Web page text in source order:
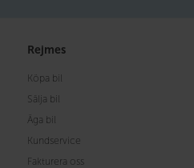
Rejmes
Köpa bil
Sälja bil
Äga bil
Kundservice
Fakturera oss